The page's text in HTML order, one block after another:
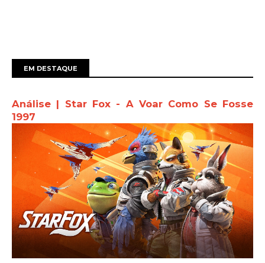
EM DESTAQUE
Análise | Star Fox - A Voar Como Se Fosse
1997